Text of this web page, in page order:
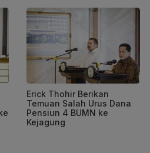
Erick Thohir Berikan
Temuan Salah Urus Dana
Pensiun 4 BUMN ke
Kejagung